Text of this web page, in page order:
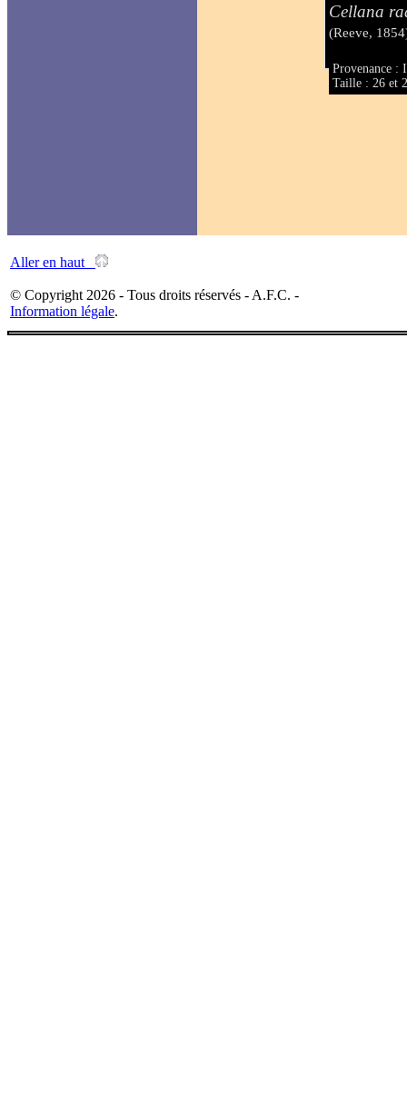
Cellana
(Reeve,
Provenance :
Taille : 26 et
Aller en haut
© Copyright 2026 - Tous droits réservés - A.F.C. -
Information légale.